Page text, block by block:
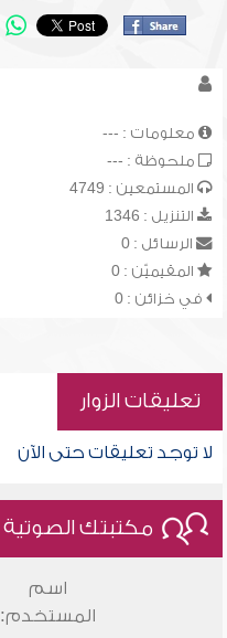
معلومات : ---
ملحوظة : ---
المستمعين : 4749
التنزيل : 1346
الرسائل : 0
المقيميّن : 0
في خزائن : 0
تعليقات الزوار
لا توجد تعليقات حتى الآن
مكتبتك الصوتية
اسم
المستخدم: